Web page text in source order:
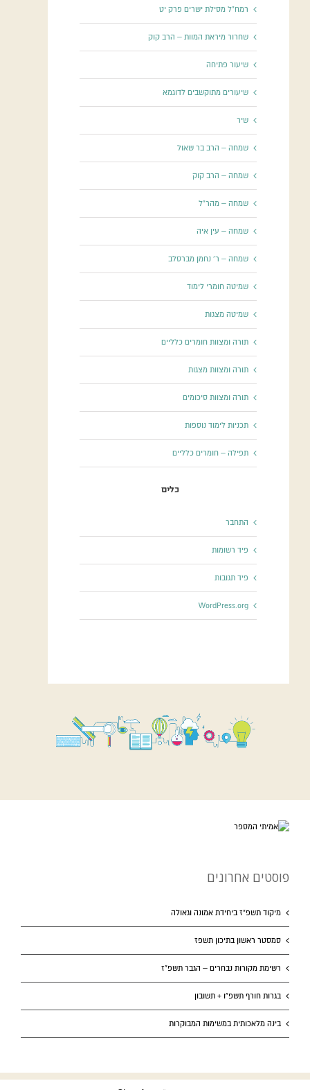
רמח"ל מסילת ישרים פרק יט
שחרור מיראת המוות – הרב קוק
שיעור פתיחה
שיעורים מתוקשבים לדוגמא
שיר
שמחה – הרב בר שאול
שמחה – הרב קוק
שמחה – מהר"ל
שמחה – עין איה
שמחה – ר' נחמן מברסלב
שמיטה חומרי לימוד
שמיטה מצגות
תורה ומצוות חומרים כלליים
תורה ומצוות מצגות
תורה ומצוות סיכומים
תכניות לימוד נוספות
תפילה – חומרים כלליים
כלים
התחבר
פיד רשומות
פיד תגובות
WordPress.org
פוסטים אחרונים
מיקוד תשפ”ז ביחידת אמונה וגאולה
סמסטר ראשון בתיכון תשפז
רשימת מקורות נבחרים – הגבר תשפ”ז
בגרות חורף תשפ”ו + תשובון
בינה מלאכותית במשימות המבוקרות